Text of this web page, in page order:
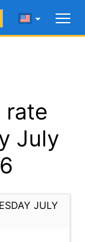
rate
July
JULY